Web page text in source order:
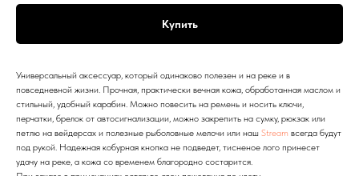
Купить
Универсальный аксессуар, который одинаково полезен и на реке и в
повседневной жизни. Прочная, практически вечная кожа, обработанная маслом и
стильный, удобный карабин. Можно повесить на ремень и носить ключи,
перчатки, брелок от автосигнализации, можно закрепить на сумку, рюкзак или
петлю на вейдерсах и полезные рыболовные мелочи или наш Stream всегда будут
под рукой. Надежная кобурная кнопка не подведет, тисненое лого принесет
удачу на реке, а кожа со временем благородно состарится.